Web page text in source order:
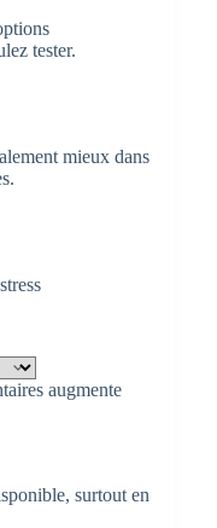
tester.
mieux dans
augmente
surtout en